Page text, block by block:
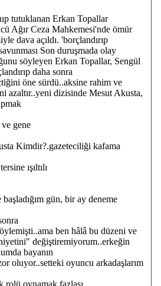
tutuklanan Erkan Topallar
Ağır Ceza Mahkemesi'nde ömür
dava açıldı. 'borçlandırıp
Son duruşmada olay
söyleyen Erkan Topallar, Sengül
daha sonra
öne sürdü..aksine rahim ve
azaltır..yeni dizisinde Mesut Akusta,
gene
Kimdir?.gazeteciliği kafama
ışıltılı
gün, bir ay deneme
ben hâlâ bu düzeni ve
değiştiremiyorum..erkeğin
bayanın
oluyor..setteki oyuncu arkadaşlarım
rolü oynamak fazlası